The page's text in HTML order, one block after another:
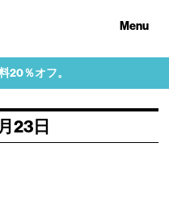
Menu
20％オフ。
23日